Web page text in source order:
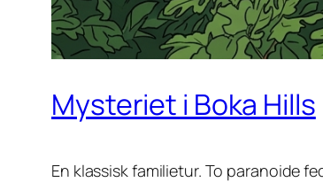
Mysteriet i Boka Hills
En klassisk familietur. To paranoide